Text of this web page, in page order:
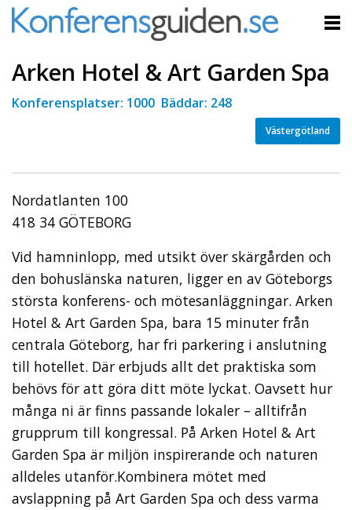
Arken Hotel & Art Garden Spa
Konferensplatser: 1000 Bäddar: 248
Västergötland
Nordatlanten 100
418 34 GÖTEBORG
Vid hamninlopp, med utsikt över skärgården och
den bohuslänska naturen, ligger en av Göteborgs
största konferens- och mötesanläggningar. Arken
Hotel & Art Garden Spa, bara 15 minuter från
centrala Göteborg, har fri parkering i anslutning
till hotellet. Där erbjuds allt det praktiska som
behövs för att göra ditt möte lyckat. Oavsett hur
många ni är finns passande lokaler – alltifrån
grupprum till kongressal. På Arken Hotel & Art
Garden Spa är miljön inspirerande och naturen
alldeles utanför.Kombinera mötet med
avslappning på Art Garden Spa och dess varma